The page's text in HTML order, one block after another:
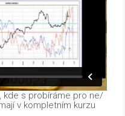
kde s probíráme pro ne/
v kompletním kurzu